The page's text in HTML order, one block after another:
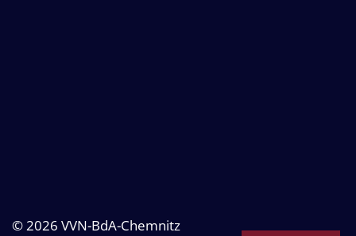
© 2026 VVN-BdA-Chemnitz